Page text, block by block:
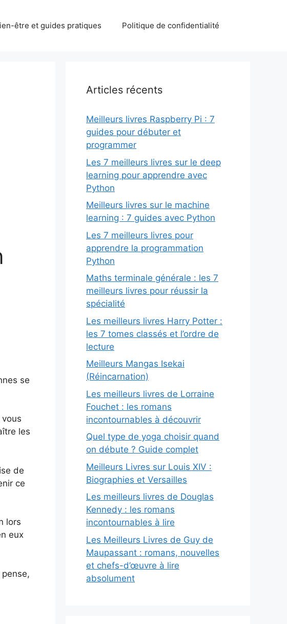
être et guides pratiques Politique de confidentialité
se
vous
les
de
ce
lors
eux
Articles récents
Meilleurs livres Raspberry Pi : 7
guides pour débuter et
programmer
Les 7 meilleurs livres sur le deep
learning pour apprendre avec
Python
Meilleurs livres sur le machine
learning : 7 guides avec Python
Les 7 meilleurs livres pour
apprendre la programmation
Python
Maths terminale générale : les 7
meilleurs livres pour réussir la
spécialité
Les meilleurs livres Harry Potter :
les 7 tomes classés et l’ordre de
lecture
Meilleurs Mangas Isekai
(Réincarnation)
Les meilleurs livres de Lorraine
Fouchet : les romans
incontournables à découvrir
Quel type de yoga choisir quand
on débute ? Guide complet
Meilleurs Livres sur Louis XIV :
Biographies et Versailles
Les meilleurs livres de Douglas
Kennedy : les romans
incontournables à lire
Les Meilleurs Livres de Guy de
Maupassant : romans, nouvelles
et chefs-d’œuvre à lire
absolument